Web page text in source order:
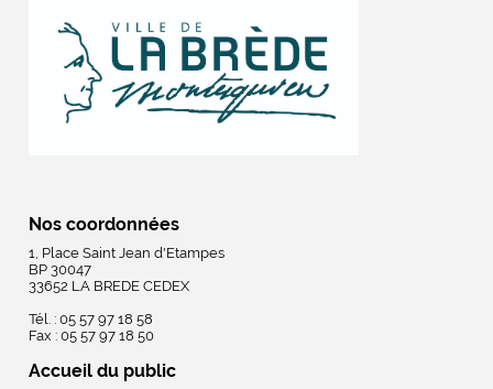
Nos coordonnées
1, Place Saint Jean d'Etampes
BP 30047
33652 LA BREDE CEDEX
Tél. : 05 57 97 18 58
Fax : 05 57 97 18 50
Accueil du public